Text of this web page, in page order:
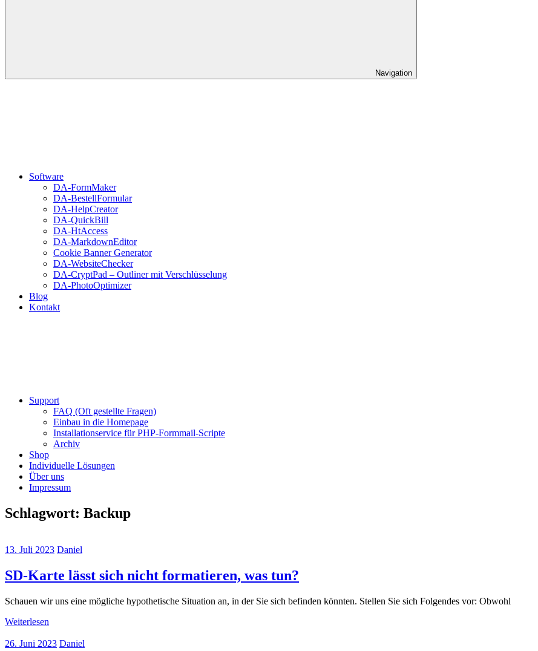
Navigation
Software
DA-FormMaker
DA-BestellFormular
DA-HelpCreator
DA-QuickBill
DA-HtAccess
DA-MarkdownEditor
Cookie Banner Generator
DA-WebsiteChecker
DA-CryptPad – Outliner mit Verschlüsselung
DA-PhotoOptimizer
Blog
Kontakt
Support
FAQ (Oft gestellte Fragen)
Einbau in die Homepage
Installationservice für PHP-Formmail-Scripte
Archiv
Shop
Individuelle Lösungen
Über uns
Impressum
Schlagwort: Backup
13. Juli 2023 Daniel
SD-Karte lässt sich nicht formatieren, was tun?
Schauen wir uns eine mögliche hypothetische Situation an, in der Sie sich befinden könnten. Stellen Sie sich Folgendes vor: Obwohl
Weiterlesen
26. Juni 2023 Daniel